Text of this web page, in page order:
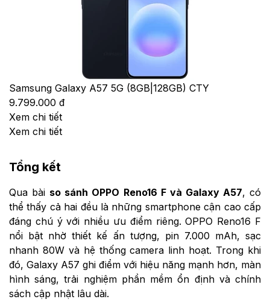
Samsung Galaxy A57 5G (8GB|128GB) CTY
9.799.000 đ
Xem chi tiết
Xem chi tiết
Tổng kết
Qua bài so sánh OPPO Reno16 F và Galaxy A57, có
thể thấy cả hai đều là những smartphone cận cao cấp
đáng chú ý với nhiều ưu điểm riêng. OPPO Reno16 F
nổi bật nhờ thiết kế ấn tượng, pin 7.000 mAh, sạc
nhanh 80W và hệ thống camera linh hoạt. Trong khi
đó, Galaxy A57 ghi điểm với hiệu năng mạnh hơn, màn
hình sáng, trải nghiệm phần mềm ổn định và chính
sách cập nhật lâu dài.